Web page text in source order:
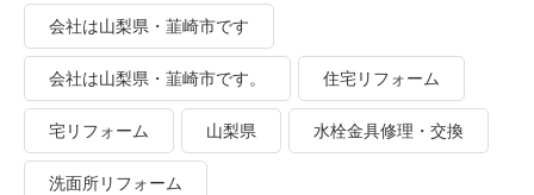
会社は山梨県・韮崎市です
会社は山梨県・韮崎市です。 住宅リフォーム
宅リフォーム 山梨県 水栓金具修理・交換
洗面所リフォーム